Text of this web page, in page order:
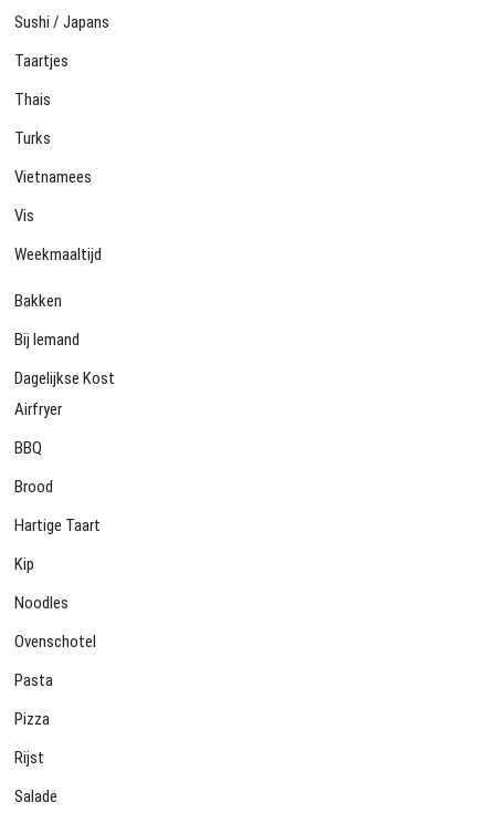
Sushi / Japans
Taartjes
Thais
Turks
Vietnamees
Vis
Weekmaaltijd
Bakken
Bij Iemand
Dagelijkse Kost
Airfryer
BBQ
Brood
Hartige Taart
Kip
Noodles
Ovenschotel
Pasta
Pizza
Rijst
Salade